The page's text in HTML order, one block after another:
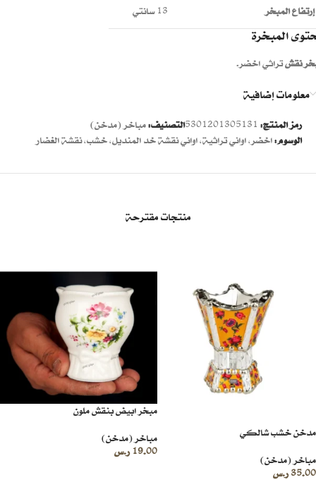
إرتفاع المبخر 13 سانتي
المبخرة
نقشتراثي اخضر.
معلومات إضافية
رمز المنتج: 5301201305131التصنيف:مباخر (مدخن)
الوسوم:اخضر,اواني تراثية,اواني نقشة خد المنديل,خشب,نقشة الغضار
منتجات مقترحة
مدخن خشب شالكي
مباخر (مدخن)
35.00ر.س
مبخر ابيض بنقش ملون
مباخر (مدخن)
19.00 ر.س